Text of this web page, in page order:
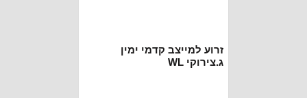
זרוע למייצב קדמי ימין
ג.צירוקי WL